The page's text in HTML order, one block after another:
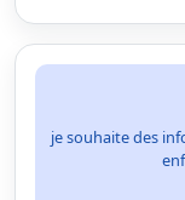
je souhaite des